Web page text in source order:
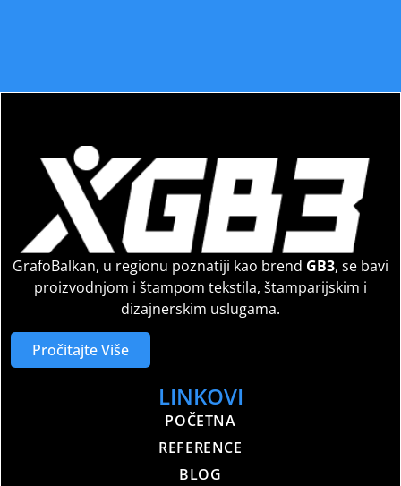
GrafoBalkan, u regionu poznatiji kao brend GB3, se bavi
proizvodnjom i štampom tekstila, štamparijskim i
dizajnerskim uslugama.
Pročitajte Više
LINKOVI
POČETNA
REFERENCE
BLOG